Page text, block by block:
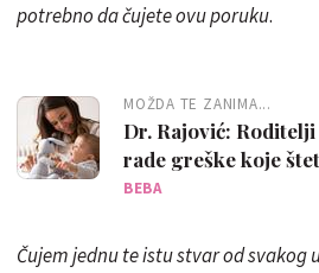
potrebno da čujete ovu poruku.
MOŽDA TE ZANIMA...
Dr. Rajović:
rade greške koje
BEBA
Čujem jednu te istu stvar od svakog